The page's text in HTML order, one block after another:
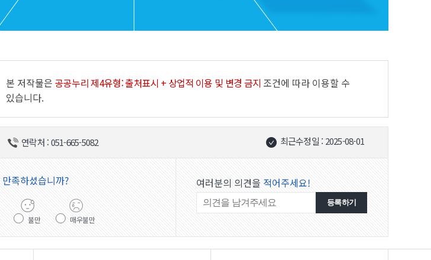
본 저작물은 공공누리 제4유형: 출처표시 + 상업적 이용 및 변경 금지 조건에 따라 이용할 수
있습니다.
연락처 : 051-665-5082 최근수정일 : 2025-08-01
만족하셨습니까?
불만 매우불만
여러분의 의견을 적어주세요!